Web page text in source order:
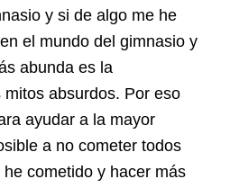
y si de algo me he
el mundo del gimnasio y
abunda es la
absurdos. Por eso
ayudar a la mayor
a no cometer todos
cometido y hacer más